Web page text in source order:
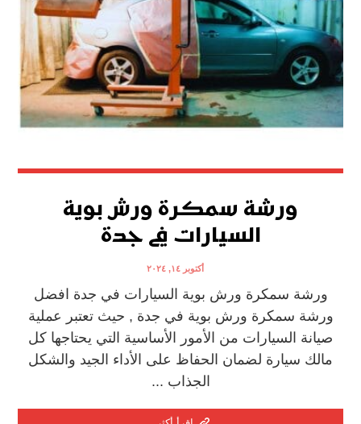
ورشة سمكرة ورش بوية
السيارات في جدة
أكتوبر ١٤, ٢٠٢٤
ورشة سمكرة ورش بوية السيارات في جدة افضل
ورشة سمكرة ورش بوية في جدة , حيث تعتبر عملية
صيانة السيارات من الأمور الأساسية التي يحتاجها كل
مالك سيارة لضمان الحفاظ على الأداء الجيد والشكل
الجذاب ...